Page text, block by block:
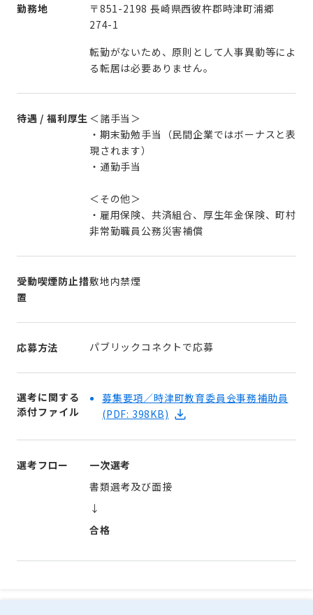
勤務地
〒851-2198 長崎県西彼杵郡時津町浦郷
274-1
転勤がないため、原則として人事異動等によ
る転居は必要ありません。
待遇 / 福利厚生 ＜諸手当＞
・期末勤勉手当（民間企業ではボーナスと表
現されます）
・通勤手当
＜その他＞
・雇用保険、共済組合、厚生年金保険、町村
非常勤職員公務災害補償
受動喫煙防止措
置
敷地内禁煙
応募方法 パブリックコネクトで応募
選考に関する
添付ファイル
募集要項／時津町教育委員会事務補助員
(PDF: 398KB)
選考フロー
一次選考
書類選考及び面接
↓
合格